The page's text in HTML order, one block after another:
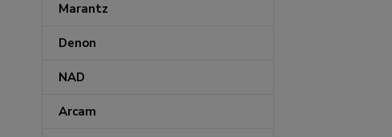
Marantz
Denon
NAD
Arcam